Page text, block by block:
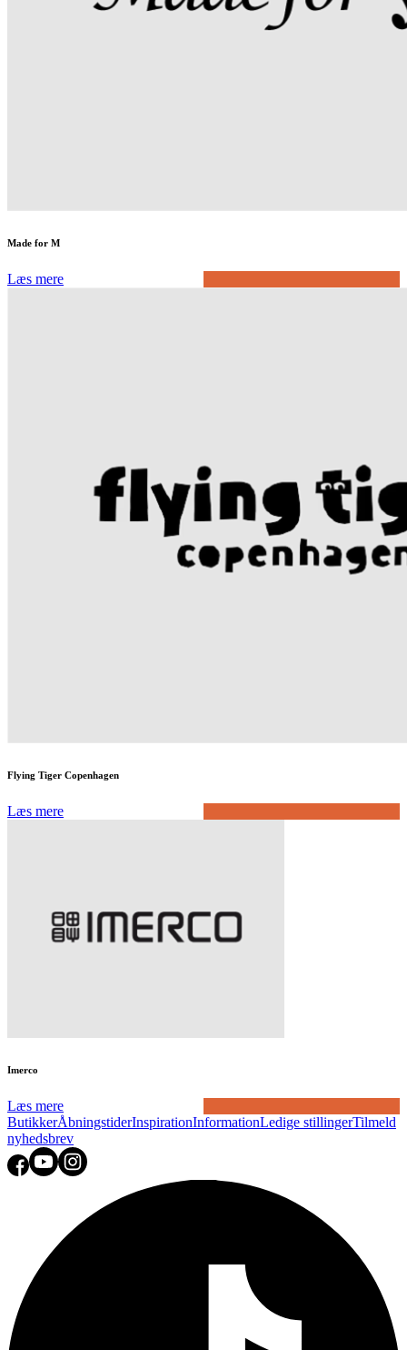
Made for M
Læs mere
Flying Tiger Copenhagen
Læs mere
Imerco
Læs mere
ButikkerÅbningstiderInspirationInformationLedige stillingerTilmeld
nyhedsbrev